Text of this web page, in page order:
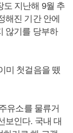
도 지난해 9월 추
해진 기간 안에
않기를 당부하
미 첫걸음을 뗐
유소를 물류거
보인다. 국내 대